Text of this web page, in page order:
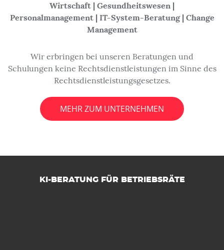
Wirtschaft | Gesundheitswesen |
Personalmanagement | IT-System-Beratung | Change
Management
Wir erbringen bei unseren Beratungen und
Schulungen keine Rechtsdienstleistungen im Sinne des
Rechtsdienstleistungsgesetzes.
MEHR ZUM UNTERNEHMEN
KI-BERATUNG FÜR BETRIEBSRÄTE